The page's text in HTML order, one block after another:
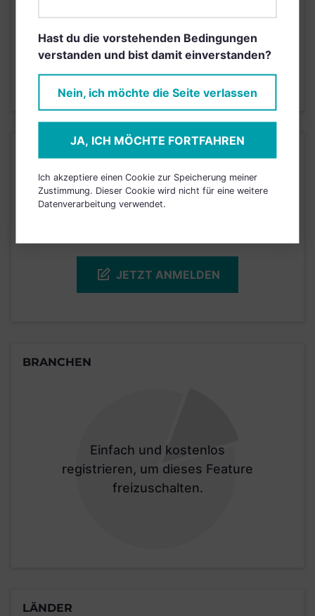
1 2 3 4 5 6 7
Stand 31.03.2020
Einfach und kostenlos
JETZT ANMELDEN
BRANCHEN
Einfach und kostenlos
registrieren, um dieses Feature
freizuschalten.
LÄNDER
Hast du die vorstehenden Bedingungen
verstanden und bist damit einverstanden?
Nein, ich möchte die Seite verlassen
JA, ICH MÖCHTE FORTFAHREN
Ich akzeptiere einen Cookie zur Speicherung meiner
Zustimmung. Dieser Cookie wird nicht für eine weitere
Datenverarbeitung verwendet.